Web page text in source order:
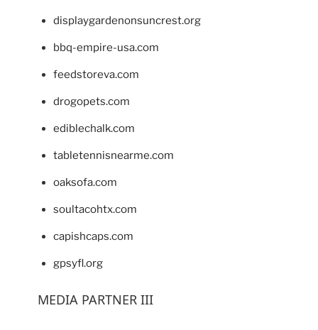
displaygardenonsuncrest.org
bbq-empire-usa.com
feedstoreva.com
drogopets.com
ediblechalk.com
tabletennisnearme.com
oaksofa.com
soultacohtx.com
capishcaps.com
gpsyfl.org
MEDIA PARTNER III